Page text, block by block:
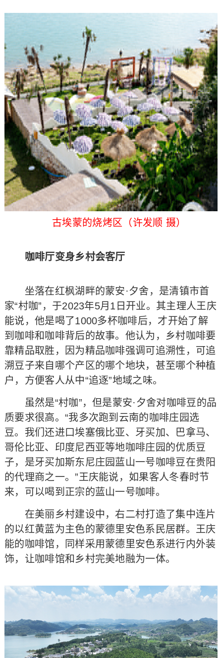
古埃蒙的烧烤区（许发顺 摄）
咖啡厅变身乡村会客厅
坐落在红枫湖畔的蒙安·夕舍，是清镇市首
家“村咖”，于2023年5月1日开业。其主理人王庆
能说，他是喝了1000多杯咖啡后，才开始了解
到咖啡和咖啡背后的故事。他认为，乡村咖啡要
靠精品取胜，因为精品咖啡强调可追溯性，可追
溯豆子来自哪个产区的哪个地块，甚至哪个种植
户，方便客人从中“追逐”地域之味。
虽然是“村咖”，但是蒙安·夕舍对咖啡豆的品
质要求很高。“我多次跑到云南的咖啡庄园选
豆。我们还进口埃塞俄比亚、牙买加、巴拿马、
哥伦比亚、印度尼西亚等地咖啡庄园的优质豆
子，是牙买加斯东尼庄园蓝山一号咖啡豆在贵阳
的代理商之一。”王庆能说，如果客人冬春时节
来，可以喝到正宗的蓝山一号咖啡。
在美丽乡村建设中，右二村打造了集中连片
的以红黄蓝为主色的蒙德里安色系民居群。王庆
能的咖啡馆，同样采用蒙德里安色系进行内外装
饰，让咖啡馆和乡村完美地融为一体。